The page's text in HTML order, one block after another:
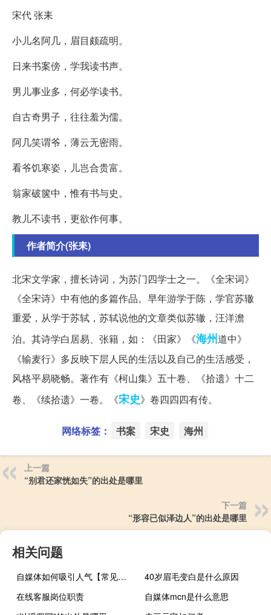
宋代 张耒
小儿名阿几，眉目颇疏明。
日来书案傍，学我读书声。
男儿事业多，何必学读书。
自古奇男子，往往羞为儒。
阿几笑谓爷，薄云无密雨。
看爷饥寒姿，儿岂合贵富。
翁家破箧中，惟有书与史。
教儿不读书，更欲作何事。
作者简介(张耒)
北宋文学家，擅长诗词，为苏门四学士之一。《全宋词》
《全宋诗》中有他的多篇作品。早年游学于陈，学官苏辙
重爱，从学于苏轼，苏轼说他的文章类似苏辙，汪洋澹
泊。其诗学白居易、张籍，如：《田家》《海州道中》
《输麦行》多反映下层人民的生活以及自己的生活感受，
风格平易晓畅。著作有《柯山集》五十卷、《拾遗》十二
卷、《续拾遗》一卷。《宋史》卷四四四有传。
网络标签： 书案 宋史 海州
上一篇
“别君还家恍如失”的出处是哪里
下一篇
“形容已似泽边人”的出处是哪里
相关问题
自媒体如何吸引人气【常见的策略和方法提高吸引力】
40岁眉毛变白是什么原因
在线客服岗位职责
自媒体mcn是什么意思